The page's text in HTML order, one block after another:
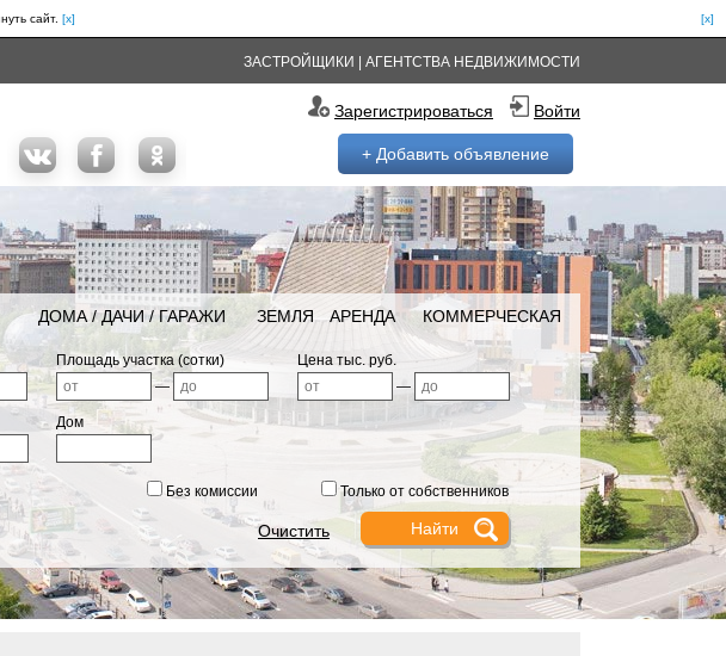
сайт. [x]
[x]
ЗАСТРОЙЩИКИ АГЕНТСТВА НЕДВИЖИМОСТИ
Зарегистрироваться Войти
+ Добавить объявление
ДОМА / ДАЧИ / ГАРАЖИ ЗЕМЛЯ АРЕНДА КОММЕРЧЕСКАЯ
Площадь участка (сотки)
—
Цена тыс. руб.
—
Дом
Без комиссии Только от собственников
Очистить